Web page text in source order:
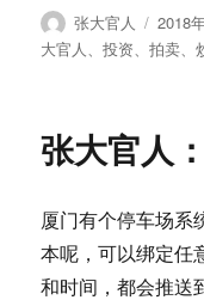
作
者
张大官人
发
布
2018
大官人
、投资 、拍卖 、
张大官人
厦门有个停车场系
本呢，可以绑定任
和时间，都会推送